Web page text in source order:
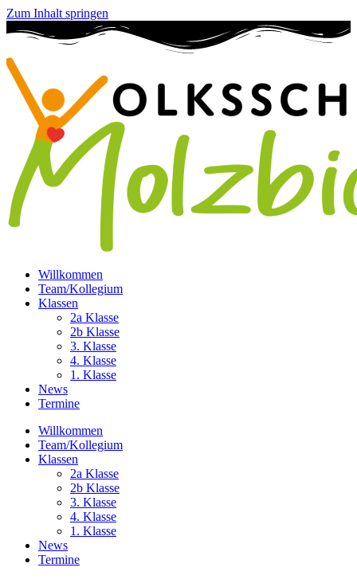
Zum Inhalt springen
Willkommen
Team/Kollegium
Klassen
2a Klasse
2b Klasse
3. Klasse
4. Klasse
1. Klasse
News
Termine
Willkommen
Team/Kollegium
Klassen
2a Klasse
2b Klasse
3. Klasse
4. Klasse
1. Klasse
News
Termine